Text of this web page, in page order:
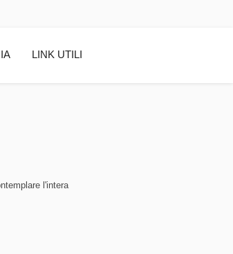
LINK UTILI
l'intera